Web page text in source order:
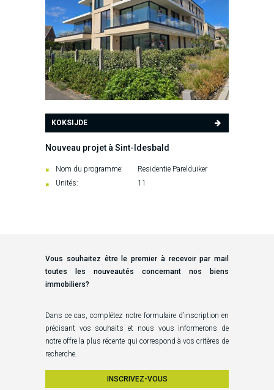
KOKSIJDE
Nouveau projet à Sint-Idesbald
Nom du programme:
Residentie Parelduiker
Unités:
11
Vous souhaitez être le premier à recevoir par mail
toutes les nouveautés concernant nos biens
immobiliers?
Dans ce cas, complétez notre formulaire d’inscription en
précisant vos souhaits et nous vous informerons de
notre offre la plus récente qui correspond à vos critères de
recherche.
INSCRIVEZ-VOUS